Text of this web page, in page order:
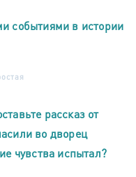
событиями в истории
рассказ от
во дворец
чувства испытал?